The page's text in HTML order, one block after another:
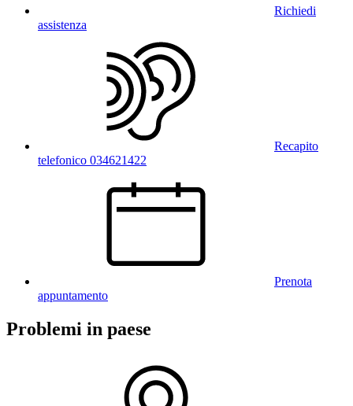
Richiedi
assistenza
Recapito
telefonico 034621422
Prenota
appuntamento
Problemi in paese